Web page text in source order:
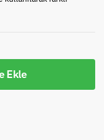
Ekle